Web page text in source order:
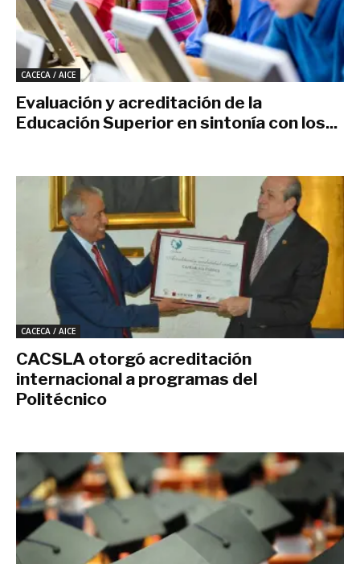
CACECA / AICE
Evaluación y acreditación de la
Educación Superior en sintonía con los...
CACECA / AICE
CACSLA otorgó acreditación
internacional a programas del
Politécnico